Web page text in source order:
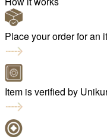
Place your order for an
Item is verified by